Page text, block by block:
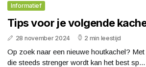
Informatief
Tips voor je volgende
28 november 2024 2 min leestijd
Op zoek naar een nieuwe houtkachel?
die steeds strenger wordt kan het best sp...